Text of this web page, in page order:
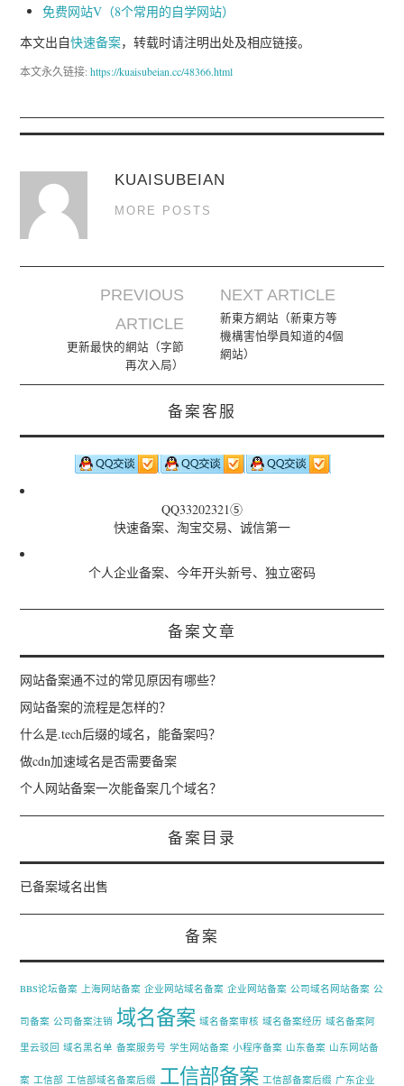
免费网站V（8个常用的自学网站）
本文出自快速备案，转载时请注明出处及相应链接。
本文永久链接:https://kuaisubeian.cc/48366.html
KUAISUBEIAN
MORE POSTS
Post navigation
PREVIOUS
ARTICLE
更新最快的網站（字節
再次入局）
NEXT ARTICLE
新東方網站（新東方等
機構害怕學員知道的4個
網站）
备案客服
QQ33202321⑤
快速备案、淘宝交易、诚信第一
个人企业备案、今年开头新号、独立密码
备案文章
网站备案通不过的常见原因有哪些？
网站备案的流程是怎样的？
什么是.tech后缀的域名，能备案吗？
做cdn加速域名是否需要备案
个人网站备案一次能备案几个域名？
备案目录
已备案域名出售
备案
BBS论坛备案 上海网站备案 企业网站域名备案 企业网站备案 公司域名网站备案 公
司备案 公司备案注销 域名备案 域名备案审核 域名备案经历 域名备案阿
里云驳回 域名黑名单 备案服务号 学生网站备案 小程序备案 山东备案 山东网站备
案 工信部 工信部域名备案后缀 工信部备案 工信部备案后缀 广东企业